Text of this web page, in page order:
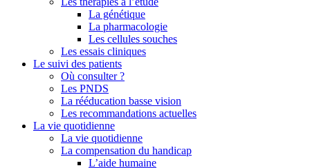
La génétique
La pharmacologie
Les cellules souches
Les essais cliniques
Le suivi des patients
Où consulter ?
Les PNDS
La rééducation basse vision
Les recommandations actuelles
La vie quotidienne
La vie quotidienne
La compensation du handicap
L’aide humaine